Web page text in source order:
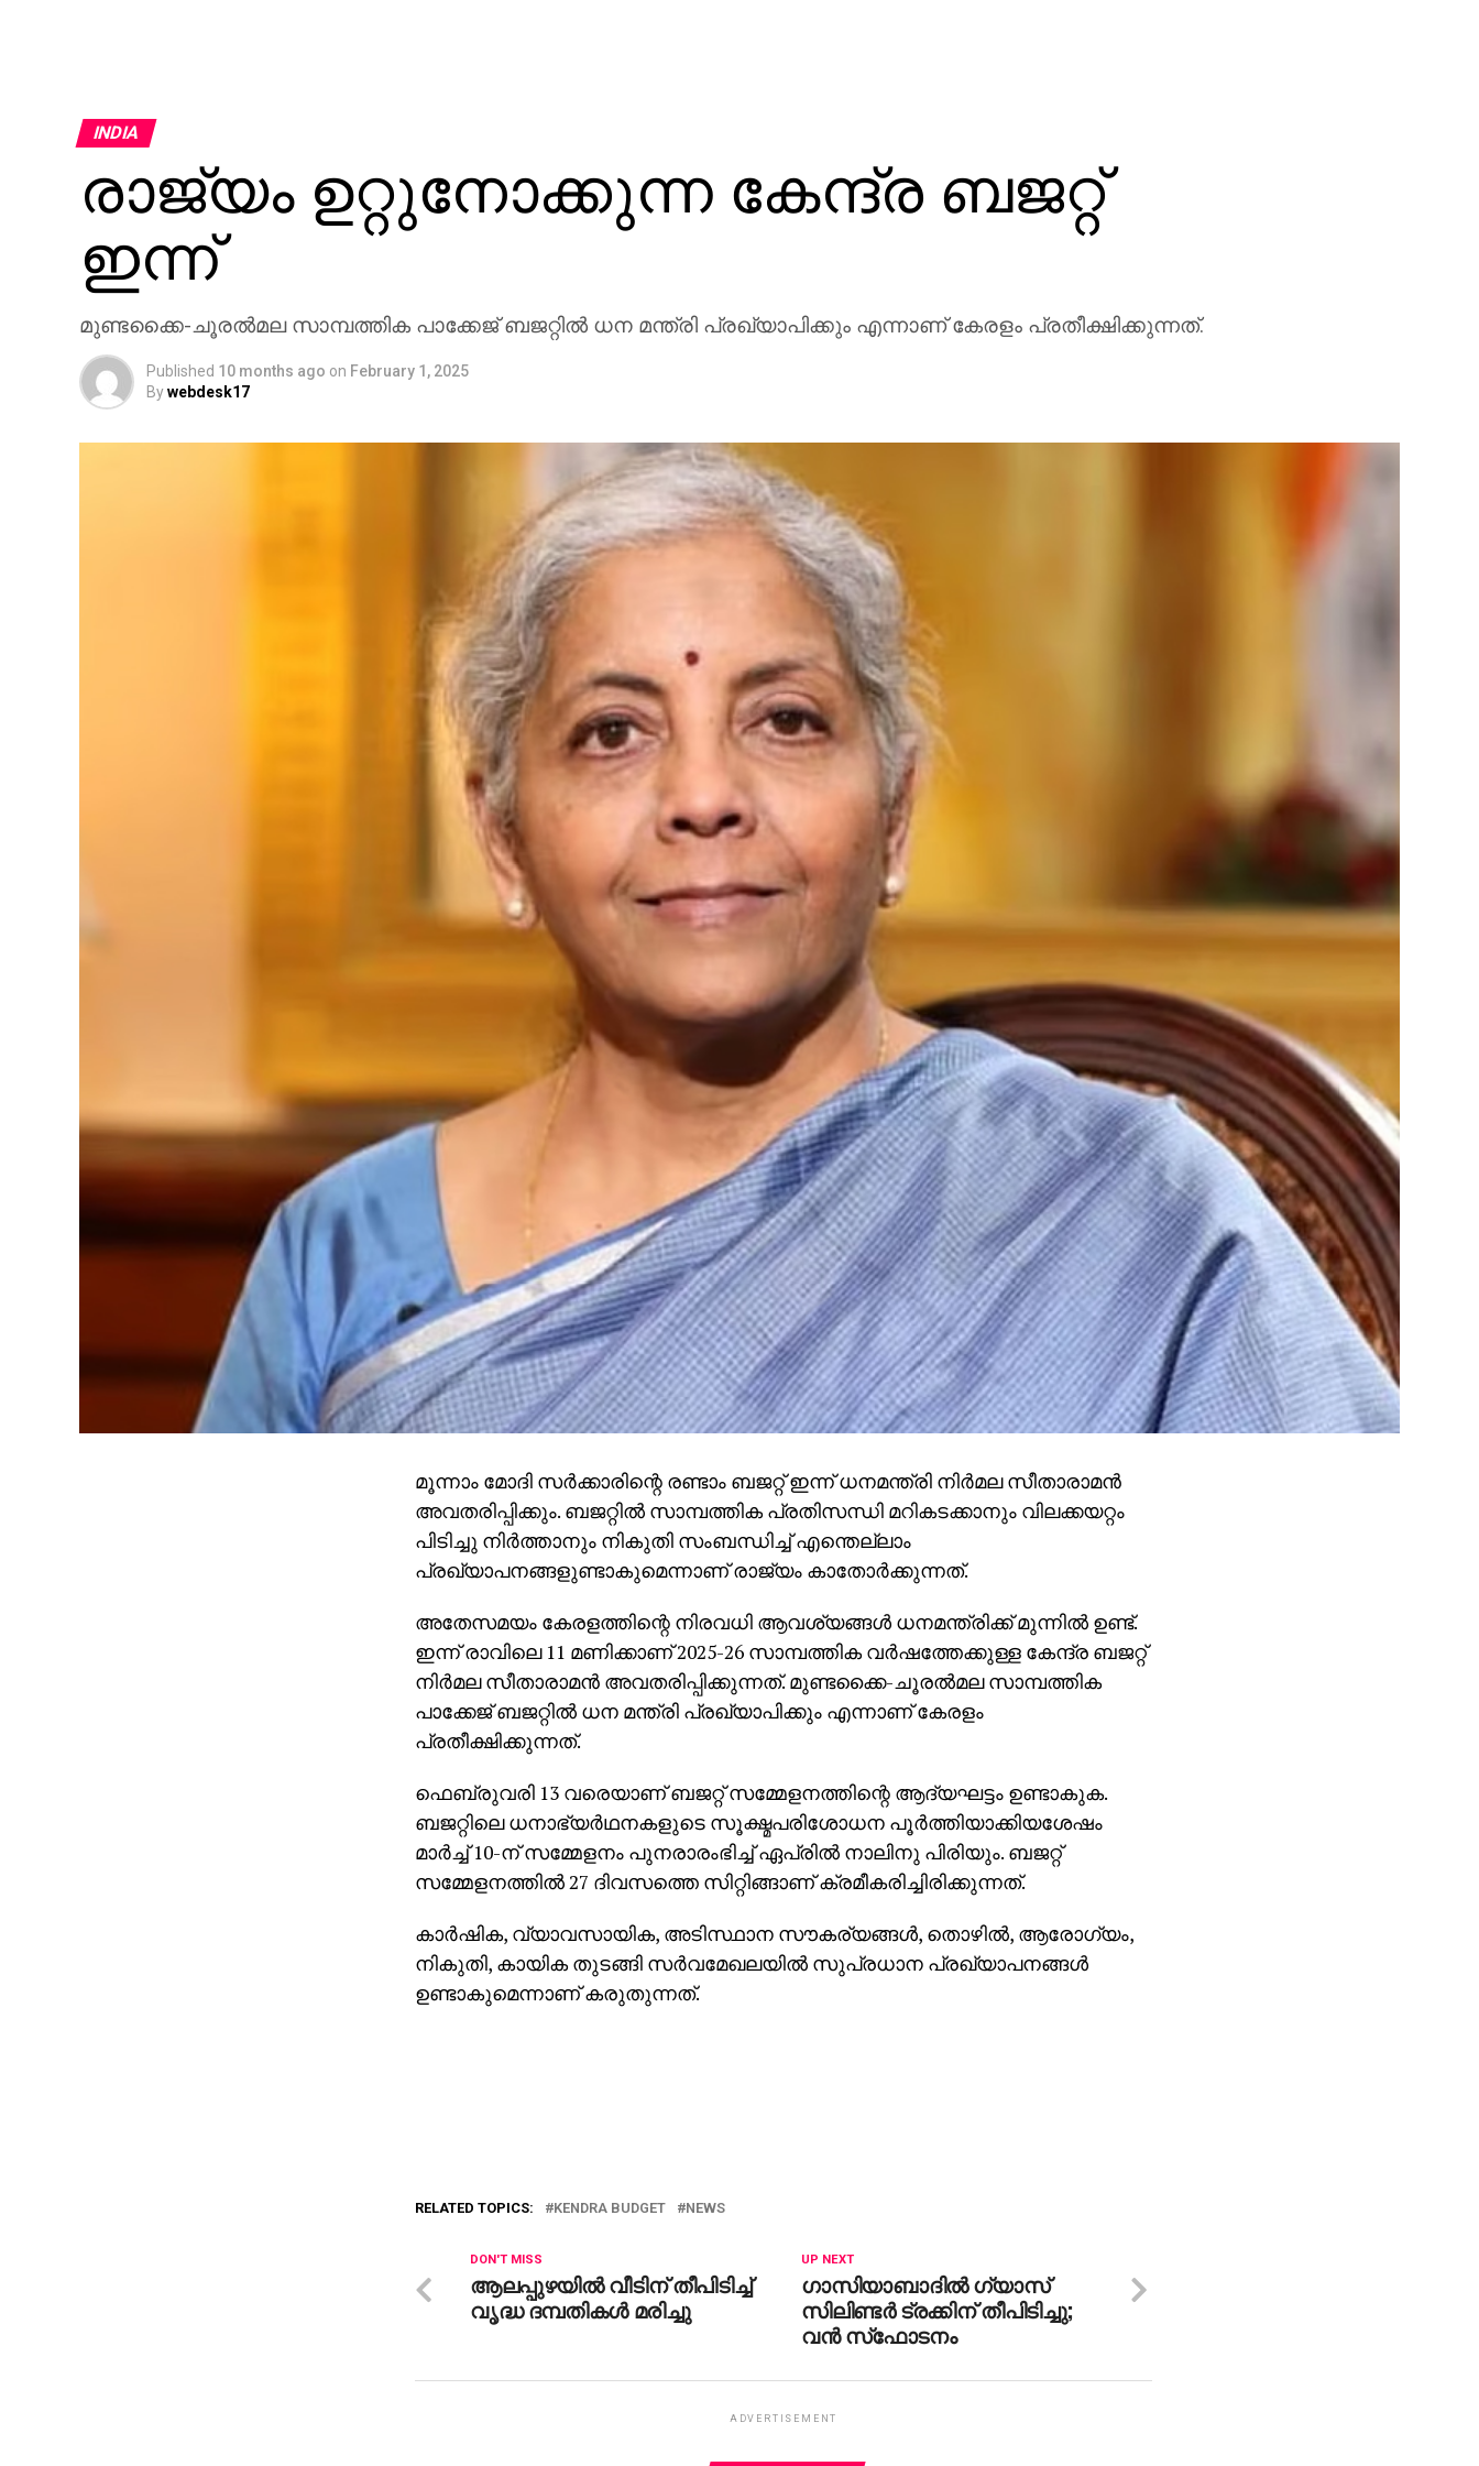
INDIA
രാജ്യം ഉറ്റുനോക്കുന്ന കേന്ദ്ര ബജറ്റ്
ഇന്ന്
മുണ്ടക്കൈ-ചൂരല്‍മല സാമ്പത്തിക പാക്കേജ് ബജറ്റില്‍ ധന മന്ത്രി പ്രഖ്യാപിക്കും എന്നാണ് കേരളം പ്രതീക്ഷിക്കുന്നത്.
Published 10 months ago on February 1, 2025
Bywebdesk17
മൂന്നാം മോദി സര്‍ക്കാരിന്റെ രണ്ടാം ബജറ്റ് ഇന്ന് ധനമന്ത്രി നിര്‍മല സീതാരാമന്‍
അവതരിപ്പിക്കും. ബജറ്റില്‍ സാമ്പത്തിക പ്രതിസന്ധി മറികടക്കാനും വിലക്കയറ്റം
പിടിച്ചു നിര്‍ത്താനും നികുതി സംബന്ധിച്ച് എന്തെല്ലാം
പ്രഖ്യാപനങ്ങളുണ്ടാകുമെന്നാണ് രാജ്യം കാതോര്‍ക്കുന്നത്.
അതേസമയം കേരളത്തിന്റെ നിരവധി ആവശ്യങ്ങള്‍ ധനമന്ത്രിക്ക് മുന്നില്‍ ഉണ്ട്.
ഇന്ന് രാവിലെ 11 മണിക്കാണ് 2025-26 സാമ്പത്തിക വര്‍ഷത്തേക്കുള്ള കേന്ദ്ര ബജറ്റ്
നിര്‍മല സീതാരാമന്‍ അവതരിപ്പിക്കുന്നത്. മുണ്ടക്കൈ-ചൂരല്‍മല സാമ്പത്തിക
പാക്കേജ് ബജറ്റില്‍ ധന മന്ത്രി പ്രഖ്യാപിക്കും എന്നാണ് കേരളം
പ്രതീക്ഷിക്കുന്നത്.
ഫെബ്രുവരി 13 വരെയാണ് ബജറ്റ് സമ്മേളനത്തിന്റെ ആദ്യഘട്ടം ഉണ്ടാകുക.
ബജറ്റിലെ ധനാഭ്യര്‍ഥനകളുടെ സൂക്ഷ്മപരിശോധന പൂര്‍ത്തിയാക്കിയശേഷം
മാര്‍ച്ച് 10-ന് സമ്മേളനം പുനരാരംഭിച്ച് ഏപ്രില്‍ നാലിനു പിരിയും. ബജറ്റ്
സമ്മേളനത്തില്‍ 27 ദിവസത്തെ സിറ്റിങ്ങാണ് ക്രമീകരിച്ചിരിക്കുന്നത്.
കാര്‍ഷിക, വ്യാവസായിക, അടിസ്ഥാന സൗകര്യങ്ങള്‍, തൊഴില്‍, ആരോഗ്യം,
നികുതി, കായിക തുടങ്ങി സര്‍വമേഖലയില്‍ സുപ്രധാന പ്രഖ്യാപനങ്ങള്‍
ഉണ്ടാകുമെന്നാണ് കരുതുന്നത്.
RELATED TOPICS: KENDRA BUDGET NEWS
UP NEXT
ഗാസിയാബാദില്‍ ഗ്യാസ്
സിലിണ്ടര്‍ ട്രക്കിന് തീപിടിച്ചു;
വന്‍ സ്‌ഫോടനം
DON'T MISS
ആലപ്പുഴയില്‍ വീടിന് തീപിടിച്ച്
വൃദ്ധ ദമ്പതികള്‍ മരിച്ചു
ADVERTISEMENT